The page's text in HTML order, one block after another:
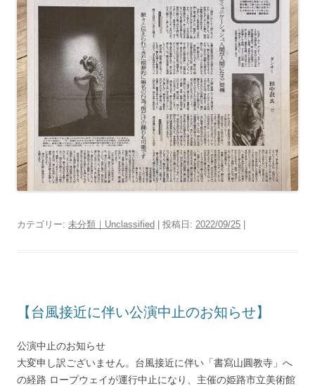
カテゴリー: 未分類｜Unclassified | 投稿日: 2022/09/25
【台風接近に伴い公演中止のお知らせ】
公演中止のお知らせ
大変申し訳ございません。台風接近に伴い「書寫山圓教寺」へ
の経路 ロープウェイが運行中止になり、主催の姫路市立美術館